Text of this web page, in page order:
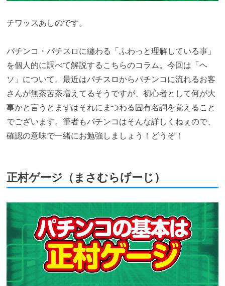
チワッスあしのです。
パチンコ・パチスロに纏わる「ふわっと理解している事」
を個人的に調べて解説するこちらのコラム。今回は「ヘ
ソ」について。最近はパチスロからパチンコに流れるお客
さんが無茶苦茶増えてるそうですが、初心者として何が大
事かと言うとまずはそれにまつわる固有名詞を覚えること
でございます。筆者もパチンコはそんな詳しくねぇので、
確認の意味で一緒にお勉強しましょう！どうぞ！
正村ゲージ（まさむらげーじ）